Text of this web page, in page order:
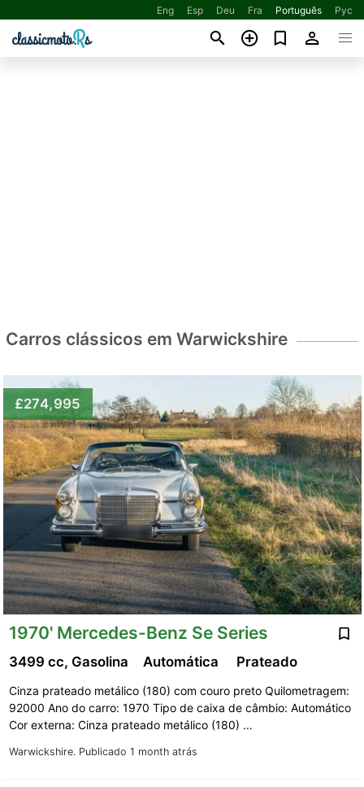
Eng Esp Deu Fra Português Рус
Carros clássicos em Warwickshire
£274,995
1970' Mercedes-Benz Se Series
Warwickshire. Publicado 1 month atrás
3499 cc, Gasolina Automática Prateado
Cinza prateado metálico (180) com couro preto Quilometragem:
92000 Ano do carro: 1970 Tipo de caixa de câmbio: Automático
Cor externa: Cinza prateado metálico (180) …